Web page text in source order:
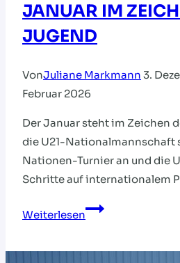
JANUAR IM
JUGEND
VonJuliane Markmann 3.
Februar 2026
Der Januar steht im Zeichen
die U21-Nationalmannschaft
Nationen-Turnier an und die
Schritte auf internationalem
Weiterlesen
JANUAR